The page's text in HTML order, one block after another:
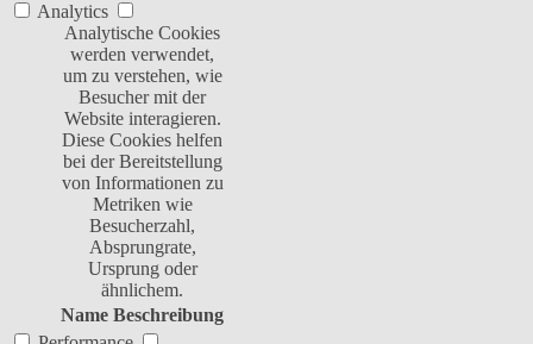
Analytics
Analytische Cookies
werden verwendet,
um zu verstehen, wie
Besucher mit der
Website interagieren.
Diese Cookies helfen
bei der Bereitstellung
von Informationen zu
Metriken wie
Besucherzahl,
Absprungrate,
Ursprung oder
ähnlichem.
Name Beschreibung